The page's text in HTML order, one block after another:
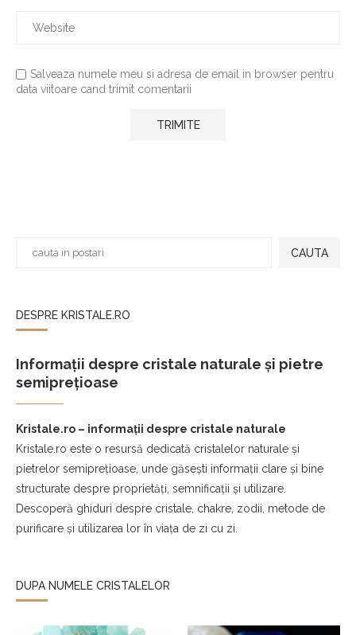
Salveaza numele meu si adresa de email in browser pentru
data viitoare cand trimit comentarii
CAUTA
DESPRE KRISTALE.RO
Informații despre cristale naturale și pietre
semiprețioase
Kristale.ro – informații despre cristale naturale
Kristale.ro este o resursă dedicată cristalelor naturale și
pietrelor semiprețioase, unde găsești informații clare și bine
structurate despre proprietăți, semnificații și utilizare.
Descoperă ghiduri despre cristale, chakre, zodii, metode de
purificare și utilizarea lor în viața de zi cu zi.
DUPA NUMELE CRISTALELOR